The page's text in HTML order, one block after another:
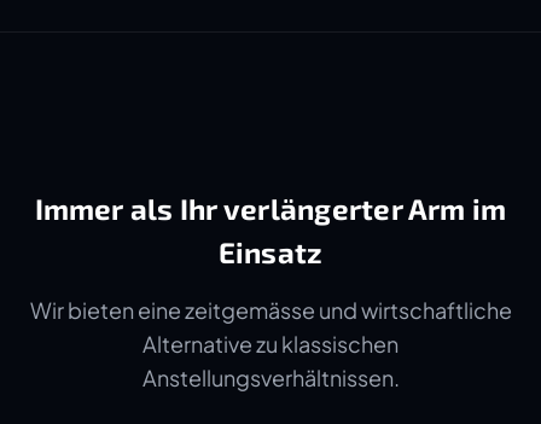
Immer als Ihr verlängerter Arm im
Einsatz
Wir bieten eine zeitgemässe und wirtschaftliche
Alternative zu klassischen
Anstellungsverhältnissen.